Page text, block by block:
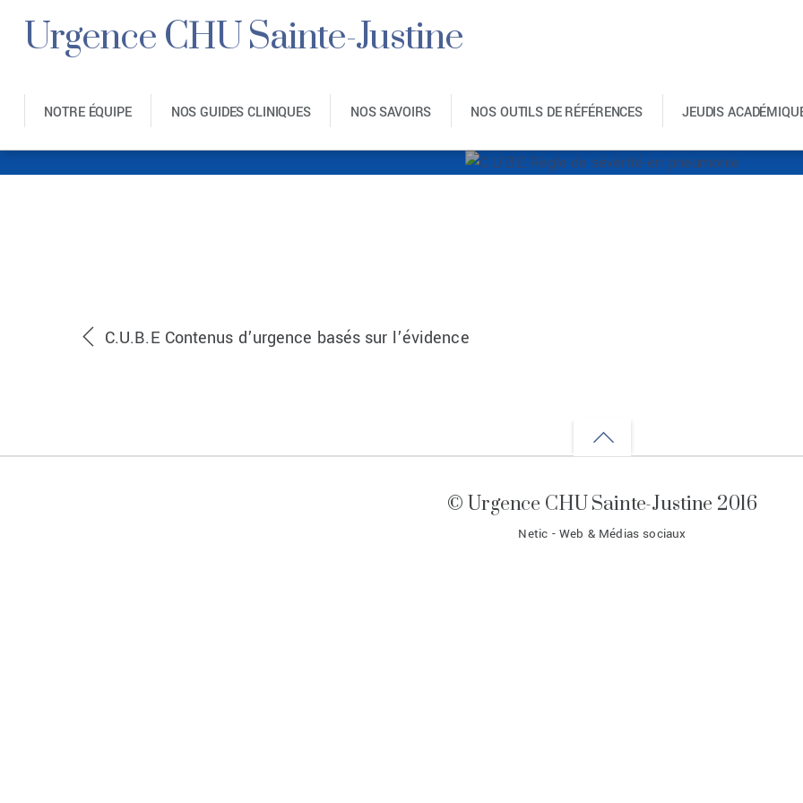
Urgence CHU Sainte-Justine
NOTRE ÉQUIPE NOS GUIDES CLINIQUES NOS SAVOIRS NOS OUTILS DE RÉFÉRENCES JEUDIS
C.U.B.E Contenus d’urgence basés sur l’évidence
Back
top
© Urgence CHU Sainte-Justine 2016
Netic - Web & Médias sociaux